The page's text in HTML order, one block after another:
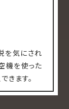
を気にされ
機を使った
きます。